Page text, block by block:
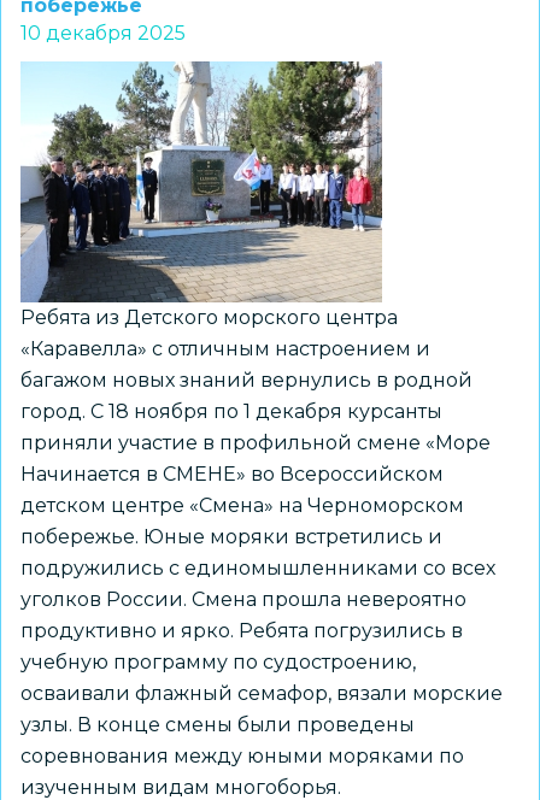
деятельности
в
адаптированные
основные
общеобразовательные
программы.
Практические
методы
и
подходы»
побережье
10 декабря 2025
Ребята из Детского морского центра
«Каравелла» с отличным настроением и
багажом новых знаний вернулись в родной
город. С 18 ноября по 1 декабря курсанты
приняли участие в профильной смене «Море
Начинается в СМЕНЕ» во Всероссийском
детском центре «Смена» на Черноморском
побережье. Юные моряки встретились и
подружились с единомышленниками со всех
уголков России. Смена прошла невероятно
продуктивно и ярко. Ребята погрузились в
учебную программу по судостроению,
осваивали флажный семафор, вязали морские
узлы. В конце смены были проведены
соревнования между юными моряками по
изученным видам многоборья.